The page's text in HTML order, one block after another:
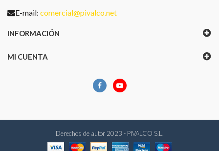
E-mail: comercial@pivalco.net
INFORMACIÓN
MI CUENTA
Derechos de autor 2023 - PIVALCO S.L.